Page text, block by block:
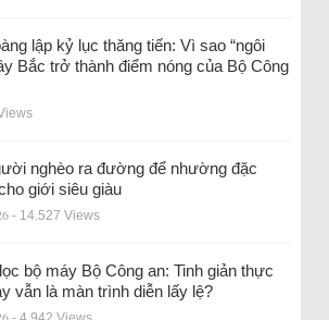
lập kỷ lục thăng tiến: Vì sao “ngôi
Bắc trở thành điểm nóng của Bộ Công
nghèo ra đường để nhường đặc
giới siêu giàu
- 14.527 Views
bộ máy Bộ Công an: Tinh giản thực
vẫn là màn trình diễn lấy lệ?